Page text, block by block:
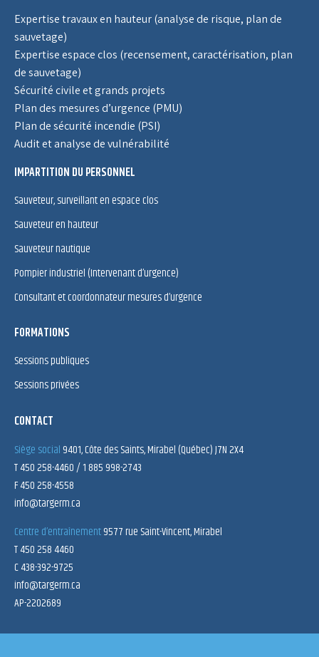
Expertise travaux en hauteur (analyse de risque, plan de
sauvetage)
Expertise espace clos (recensement, caractérisation, plan
de sauvetage)
Sécurité civile et grands projets
Plan des mesures d’urgence (PMU)
Plan de sécurité incendie (PSI)
Audit et analyse de vulnérabilité
IMPARTITION DU PERSONNEL
Sauveteur, surveillant en espace clos
Sauveteur en hauteur
Sauveteur nautique
Pompier industriel (Intervenant d’urgence)
Consultant et coordonnateur mesures d’urgence
FORMATIONS
Sessions publiques
Sessions privées
CONTACT
Siège social 9401, Côte des Saints, Mirabel (Québec) J7N 2X4
T 450 258-4460 / 1 885 998-2743
F 450 258-4558
info@targerm.ca
Centre d’entraînement9577 rue Saint-Vincent, Mirabel
T 450 258 4460
C 438-392-9725
info@targerm.ca
AP-2202689